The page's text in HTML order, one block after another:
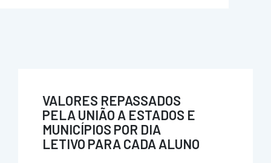
VALORES REPASSADOS
PELA UNIÃO A ESTADOS E
MUNICÍPIOS POR DIA
LETIVO PARA CADA ALUNO